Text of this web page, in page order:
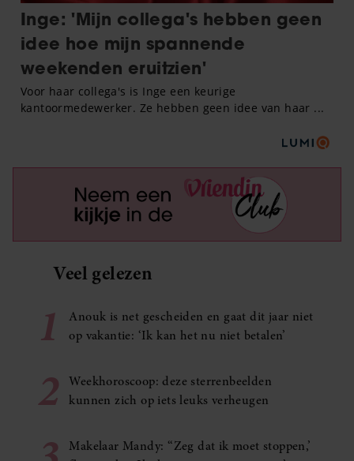
Veel gelezen
1
Anouk is net gescheiden en gaat dit jaar niet
op vakantie: ‘Ik kan het nu niet betalen’
2
Weekhoroscoop: deze sterrenbeelden
kunnen zich op iets leuks verheugen
Makelaar Mandy: ‘‘Zeg dat ik moet stoppen,’